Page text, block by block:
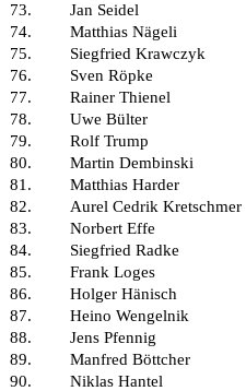
73.
Jan Seidel
74.
Matthias Nägeli
75.
Siegfried Krawczyk
76.
Sven Röpke
77.
Rainer Thienel
78.
Uwe Bülter
79.
Rolf Trump
80.
Martin Dembinski
81.
Matthias Harder
82.
Aurel Cedrik Kretschmer
83.
Norbert Effe
84.
Siegfried Radke
85.
Frank Loges
86.
Holger Hänisch
87.
Heino Wengelnik
88.
Jens Pfennig
89.
Manfred Böttcher
90.
Niklas Hantel